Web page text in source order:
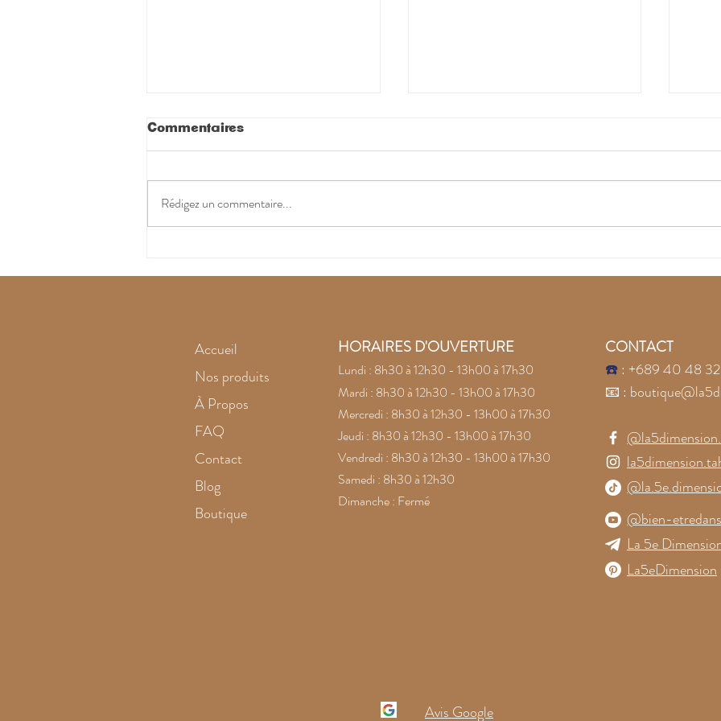
Commentaires
Rédigez un commentaire...
Accueil
Nos produits
À Propos
FAQ
Contact
Blog
Boutique
HORAIRES D'OUVERTURE
Lundi : 8h30 à 12h30 - 13h00 à 17h30
Mardi : 8h30 à 12h30 - 13h00 à 17h30
Mercredi : 8h30 à 12h30 - 13h00 à 17h30
Jeudi : 8h30 à 12h30 - 13h00 à 17h30
Vendredi : 8h30 à 12h30 - 13h00 à 17h30
Samedi : 8h30 à 12h30
Dimanche : Fermé
CONTACT
☎️: +689 40 48
📧 :
@bien-
La 5e
La5eDimension
Avis Google